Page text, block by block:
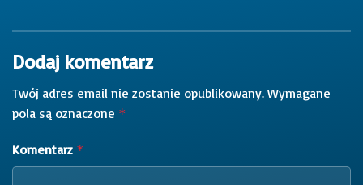
Dodaj komentarz
Twój adres email nie zostanie opublikowany. Wymagane
pola są oznaczone *
Komentarz *